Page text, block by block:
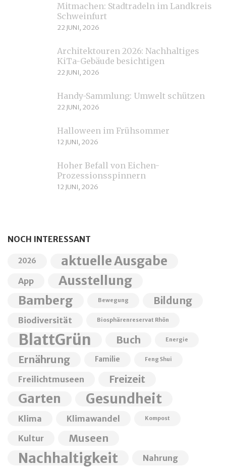
Mitmachen: Stadtradeln im Landkreis
Schweinfurt
22 JUNI, 2026
Architektouren 2026: Nachhaltiges
KiTa-Gebäude besichtigen
22 JUNI, 2026
Handy-Sammlung: Umwelt schützen
22 JUNI, 2026
Halloween im Frühsommer
12 JUNI, 2026
Hoher Befall von Eichen-
Prozessionsspinnern
12 JUNI, 2026
NOCH INTERESSANT
2026 aktuelle Ausgabe
App Ausstellung
Bamberg Bewegung Bildung
Biodiversität Biosphärenreservat Rhön
BlattGrün Buch Energie
Ernährung Familie Feng Shui
Freilichtmuseen Freizeit
Garten Gesundheit
Klima Klimawandel Kompost
Kultur Museen
Nachhaltigkeit Nahrung